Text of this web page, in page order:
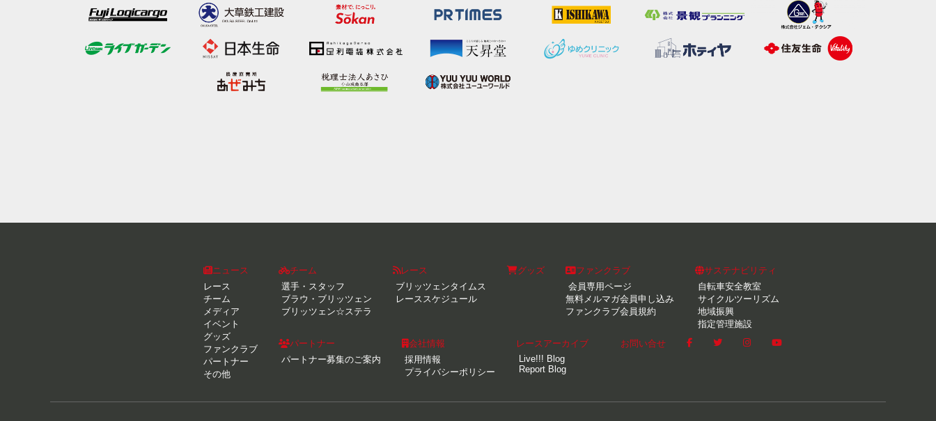
ニュース
レース
チーム
メディア
イベント
グッズ
ファンクラブ
パートナー
その他
チーム
選手・スタッフ
ブラウ・ブリッツェン
ブリッツェン☆ステラ
レース
ブリッツェンタイムス
レーススケジュール
グッズ
ファンクラブ
会員専用ページ
無料メルマガ会員申し込み
ファンクラブ会員規約
サステナビリティ
自転車安全教室
サイクルツーリズム
地域振興
指定管理施設
パートナー
パートナー募集のご案内
会社情報
採用情報
プライバシーポリシー
レースアーカイブ
Live!!! Blog
Report Blog
お問い合せ